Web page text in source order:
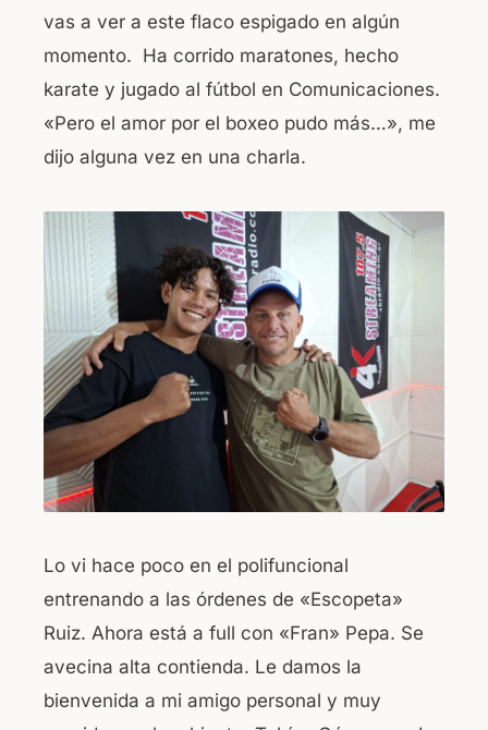
vas a ver a este flaco espigado en algún
momento. Ha corrido maratones, hecho
karate y jugado al fútbol en Comunicaciones.
«Pero el amor por el boxeo pudo más…», me
dijo alguna vez en una charla.
Lo vi hace poco en el polifuncional
entrenando a las órdenes de «Escopeta»
Ruiz. Ahora está a full con «Fran» Pepa. Se
avecina alta contienda. Le damos la
bienvenida a mi amigo personal y muy